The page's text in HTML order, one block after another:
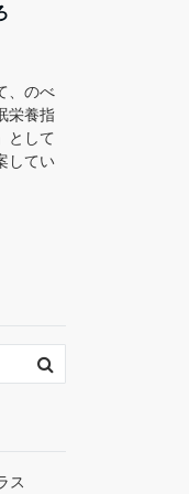
、のべ
栄養指
として
してい
ス